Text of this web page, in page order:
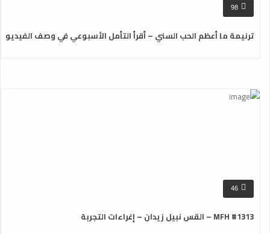
98
ترنيمة ما أعظم الحب السني – أقرأ التأمل الأسبوعي في وصف الفيديو
46
MFH #1313 – القس نبيل زيدان – إغراءات التجربة